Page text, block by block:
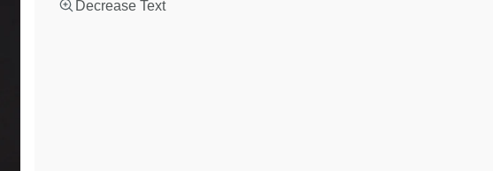
Decrease Text